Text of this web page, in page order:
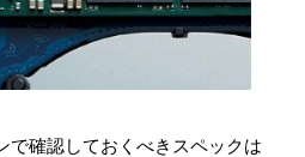
で確認しておくべきスペックは